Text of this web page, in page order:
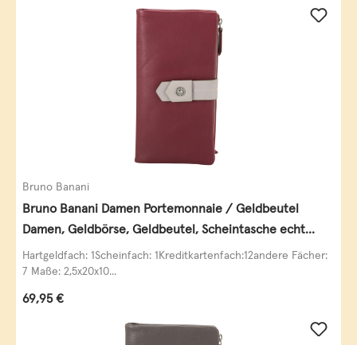
Bruno Banani
Bruno Banani Damen Portemonnaie / Geldbeutel
Damen, Geldbörse, Geldbeutel, Scheintasche echt
Leder
Hartgeldfach: 1Scheinfach: 1Kreditkartenfach:12andere Fächer:
7 Maße: 2,5x20x10...
Regulärer Preis:
69,95 €